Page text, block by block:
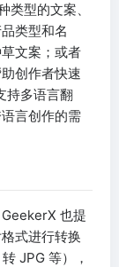
型的文案、
类型和名
文案；或者
创作者快速
持多语言翻
言创作的需
也提
式进行转换
JPG 等），